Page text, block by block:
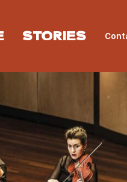
STORIES